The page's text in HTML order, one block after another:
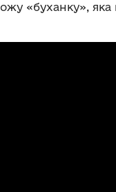
«буханку», яка